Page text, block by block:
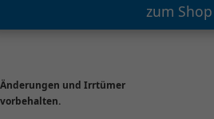
zum Shop
Änderungen und Irrtümer
vorbehalten.